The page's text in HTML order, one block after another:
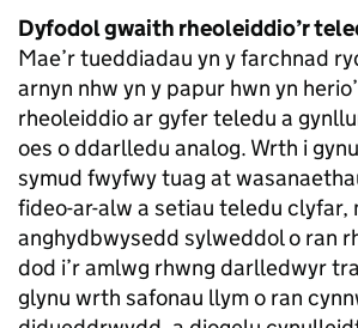
Dyfodol gwaith rheoleiddio’r
Mae’r tueddiadau yn y farchnad
arnyn nhw yn y papur hwn yn
rheoleiddio ar gyfer teledu a
oes o ddarlledu analog. Wrth i
symud fwyfwy tuag at
fideo-ar-alw a setiau teledu clyfar,
anghydbwysedd sylweddol o ran
dod i’r amlwg rhwng darlledwyr
glynu wrth safonau llym o ran